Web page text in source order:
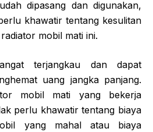
dipasang dan digunakan,
khawatir tentang kesulitan
mobil mati ini.
terjangkau dan dapat
uang jangka panjang.
mobil mati yang bekerja
perlu khawatir tentang biaya
yang mahal atau biaya